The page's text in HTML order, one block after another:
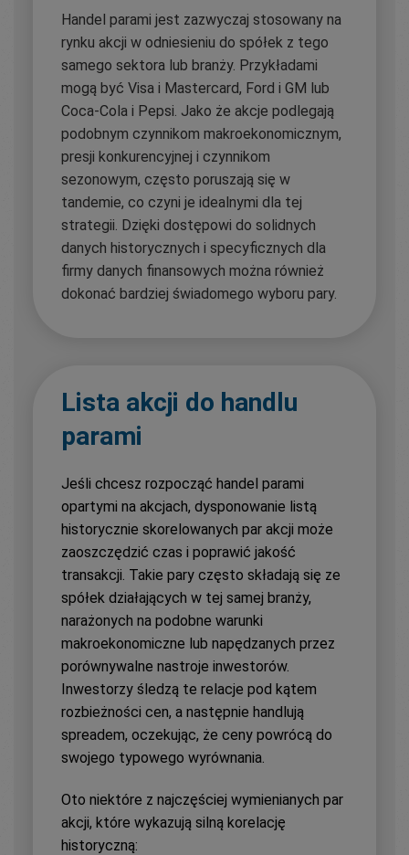
Handel parami jest zazwyczaj stosowany na
rynku akcji w odniesieniu do spółek z tego
samego sektora lub branży. Przykładami
mogą być Visa i Mastercard, Ford i GM lub
Coca-Cola i Pepsi. Jako że akcje podlegają
podobnym czynnikom makroekonomicznym,
presji konkurencyjnej i czynnikom
sezonowym, często poruszają się w
tandemie, co czyni je idealnymi dla tej
strategii. Dzięki dostępowi do solidnych
danych historycznych i specyficznych dla
firmy danych finansowych można również
dokonać bardziej świadomego wyboru pary.
Lista akcji do handlu
parami
Jeśli chcesz rozpocząć handel parami
opartymi na akcjach, dysponowanie listą
historycznie skorelowanych par akcji może
zaoszczędzić czas i poprawić jakość
transakcji. Takie pary często składają się ze
spółek działających w tej samej branży,
narażonych na podobne warunki
makroekonomiczne lub napędzanych przez
porównywalne nastroje inwestorów.
Inwestorzy śledzą te relacje pod kątem
rozbieżności cen, a następnie handlują
spreadem, oczekując, że ceny powrócą do
swojego typowego wyrównania.
Oto niektóre z najczęściej wymienianych par
akcji, które wykazują silną korelację
historyczną: